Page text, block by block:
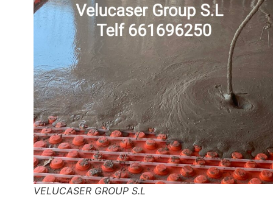
VELUCASER GROUP S.L